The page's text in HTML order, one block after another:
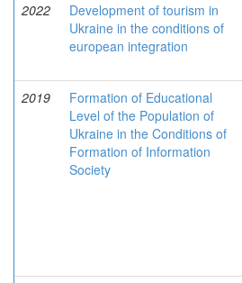
2022
Development of tourism in
Ukraine in the conditions of
european integration
2019
Formation of Educational
Level of the Population of
Ukraine in the Conditions of
Formation of Information
Society